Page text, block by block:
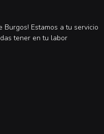
Burgos! Estamos a tu servicio
tener en tu labor